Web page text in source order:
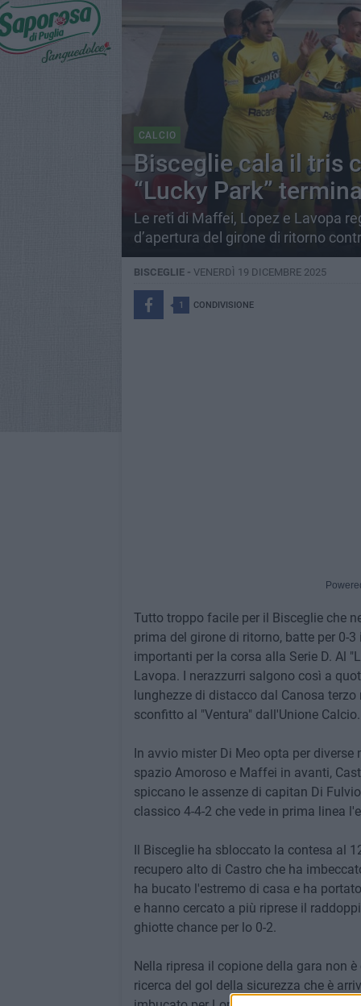
CALCIO
Bisceglie cala il tris
“Lucky Park”
Le reti di Maffei, Lopez e Lavopa
d’apertura del girone di ritorno
BISCEGLIE - VENERDÌ 19 DICEMBRE 2025
1 CONDIVISIONE
Tutto troppo facile per il Bisceglie che
prima del girone di ritorno, batte per 0-
importanti per la corsa alla Serie D. Al
Lavopa. I nerazzurri salgono così a
lunghezze di distacco dal Canosa
sconfitto al "Ventura" dall'Unione Calcio.
In avvio mister Di Meo opta per
spazio Amoroso e Maffei in avanti,
spiccano le assenze di capitan Di
classico 4-4-2 che vede in prima linea
Il Bisceglie ha sbloccato la contesa al
recupero alto di Castro che ha
ha bucato l'estremo di casa e ha
e hanno cercato a più riprese il
ghiotte chance per lo 0-2.
Nella ripresa il copione della gara non
ricerca del gol della sicurezza che è